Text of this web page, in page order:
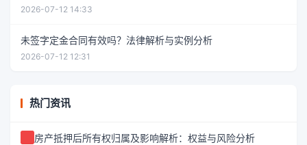
2026-07-12 14:33
未签字定金合同有效吗？法律解析与实例分析
2026-07-12 12:31
热门资讯
房产抵押后所有权归属及影响解析：权益与风险分析